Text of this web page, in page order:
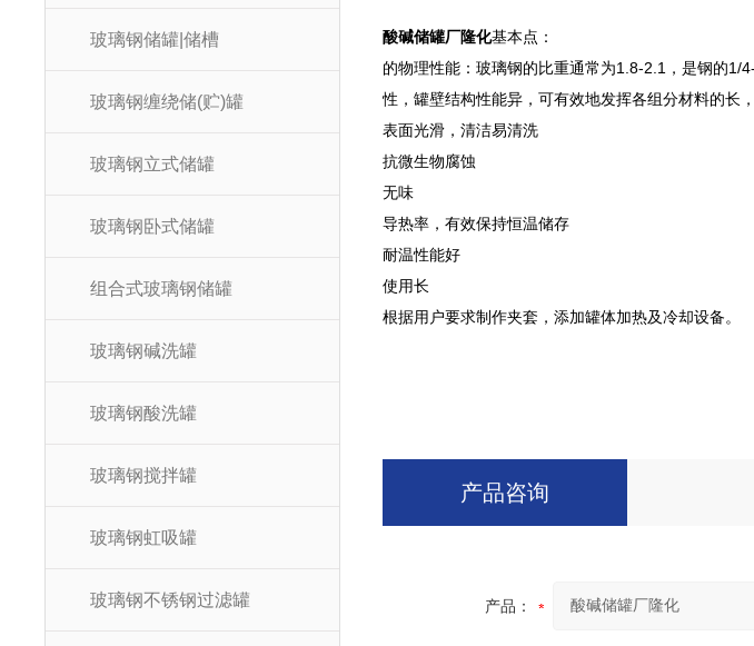
玻璃钢储罐|储槽
玻璃钢缠绕储(贮)罐
玻璃钢立式储罐
玻璃钢卧式储罐
组合式玻璃钢储罐
玻璃钢碱洗罐
玻璃钢酸洗罐
玻璃钢搅拌罐
玻璃钢虹吸罐
玻璃钢不锈钢过滤罐
酸碱储罐厂隆化基本点：
的物理性能：玻璃钢的比重通常为1.8-2.1，是钢的1/
性，罐壁结构性能异，可有效地发挥各组分材料的长
表面光滑，清洁易清洗
抗微生物腐蚀
无味
导热率，有效保持恒温储存
耐温性能好
使用长
根据用户要求制作夹套，添加罐体加热及冷却设备。
产品咨询
产品：